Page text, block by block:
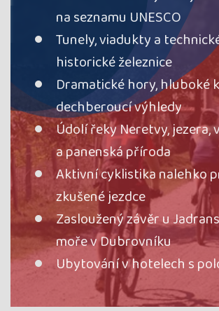
na seznamu UNESCO
Tunely, viadukty a
historické železnice
Dramatické hory, hluboké
dechberoucí výhledy
Údolí řeky Neretvy, jezera,
a panenská příroda
Aktivní cyklistika nalehko
zkušené jezdce
Zasloužený závěr u
moře v Dubrovníku
Ubytování v hotelech s